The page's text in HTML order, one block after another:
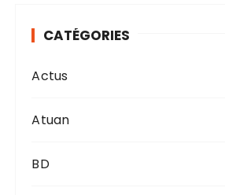
e CATÉGORIES
Actus
Atuan
BD